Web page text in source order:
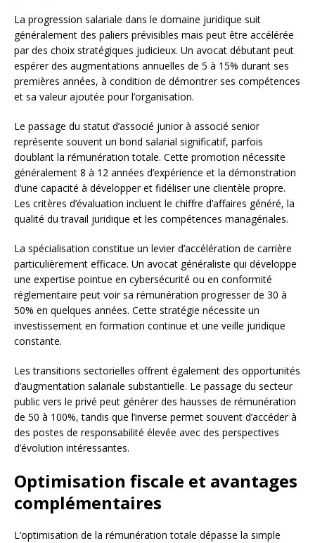
La progression salariale dans le domaine juridique suit
généralement des paliers prévisibles mais peut être accélérée
par des choix stratégiques judicieux. Un avocat débutant peut
espérer des augmentations annuelles de 5 à 15% durant ses
premières années, à condition de démontrer ses compétences
et sa valeur ajoutée pour l’organisation.
Le passage du statut d’associé junior à associé senior
représente souvent un bond salarial significatif, parfois
doublant la rémunération totale. Cette promotion nécessite
généralement 8 à 12 années d’expérience et la démonstration
d’une capacité à développer et fidéliser une clientèle propre.
Les critères d’évaluation incluent le chiffre d’affaires généré, la
qualité du travail juridique et les compétences managériales.
La spécialisation constitue un levier d’accélération de carrière
particulièrement efficace. Un avocat généraliste qui développe
une expertise pointue en cybersécurité ou en conformité
réglementaire peut voir sa rémunération progresser de 30 à
50% en quelques années. Cette stratégie nécessite un
investissement en formation continue et une veille juridique
constante.
Les transitions sectorielles offrent également des opportunités
d’augmentation salariale substantielle. Le passage du secteur
public vers le privé peut générer des hausses de rémunération
de 50 à 100%, tandis que l’inverse permet souvent d’accéder à
des postes de responsabilité élevée avec des perspectives
d’évolution intéressantes.
Optimisation fiscale et avantages
complémentaires
L’optimisation de la rémunération totale dépasse la simple